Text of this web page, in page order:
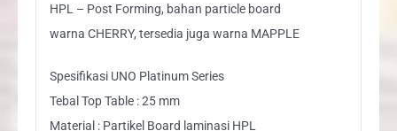
HPL – Post Forming, bahan particle board
warna CHERRY, tersedia juga warna MAPPLE
Spesifikasi UNO Platinum Series
Tebal Top Table : 25 mm
Material : Partikel Board laminasi HPL